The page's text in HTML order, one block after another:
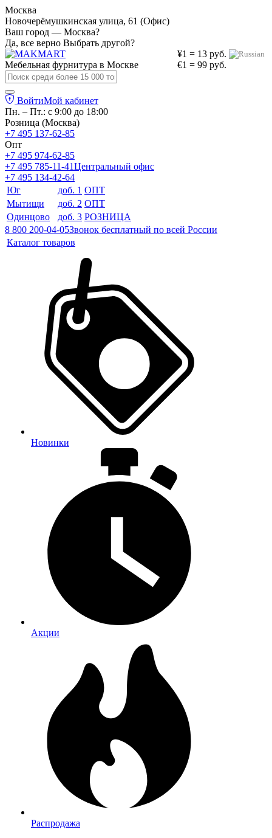
Москва
Новочерёмушкинская улица, 61 (Офис)
Ваш город — Москва?
Да, все верно Выбрать другой?
¥1 = 13 руб.
€1 = 99 руб.
Мебельная фурнитура в Москве
ВойтиМой кабинет
Пн. – Пт.: с 9:00 до 18:00
Розница (Москва)
+7 495 137-62-85
Опт
+7 495 974-62-85
+7 495 785-11-41Центральный офис
+7 495 134-42-64
Юг
доб. 1 ОПТ
Мытищи
доб. 2 ОПТ
Одинцово
доб. 3 РОЗНИЦА
8 800 200-04-05Звонок бесплатный по всей России
Каталог товаров
Новинки
Акции
Распродажа